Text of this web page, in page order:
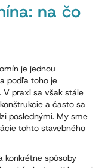
na čo
je jednou
podľa toho je
V praxi sa však stále
a často sa
poslednými. My sme
tohto stavebného
konkrétne spôsoby